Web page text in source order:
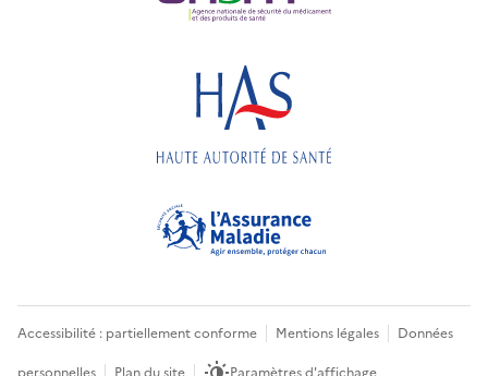
Accessibilité : partiellement conforme Mentions légales
Données